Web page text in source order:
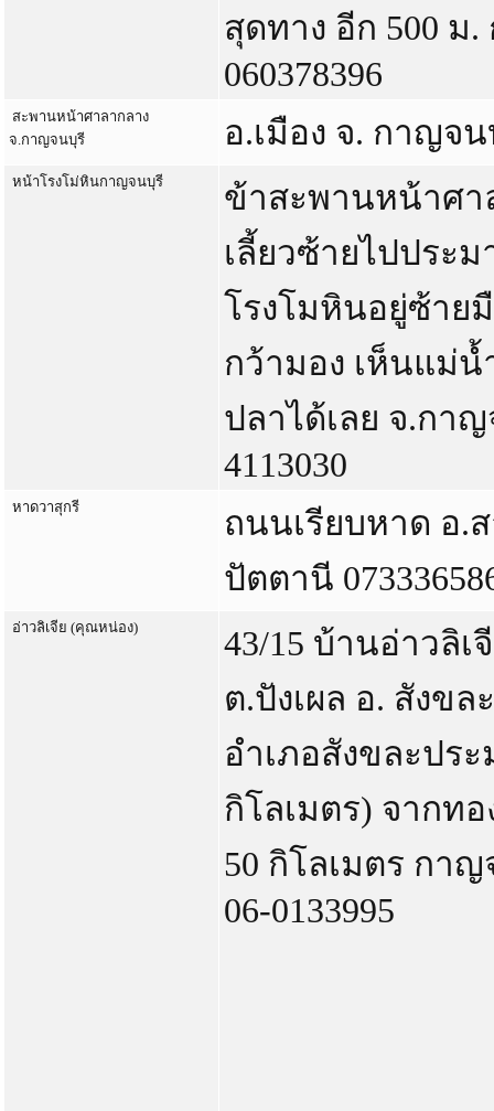
สุดทาง อีก 500 ม
060378396
สะพานหน้าศาลากลาง
จ.กาญจนบุรี
อ.เมือง จ. กาญจน
หน้าโรงโม่หินกาญจนบุรี
ข้าสะพานหน้าศา
เลี้ยวซ้ายไปประ
โรงโมหินอยู่ซ้าย
กว้ามอง เห็นแม่น้
ปลาได้เลย จ.กา
4113030
หาดวาสุกรี
ถนนเรียบหาด อ.
ปัตตานี
อ่าวลิเจีย (คุณหน่อง)
43/15 บ้านอ่าวลิเ
ต.ปังเผล อ. สังขล
อำเภอสังขละปร
กิโลเมตร) จากท
50 กิโลเมตร กาญ
06-0133995